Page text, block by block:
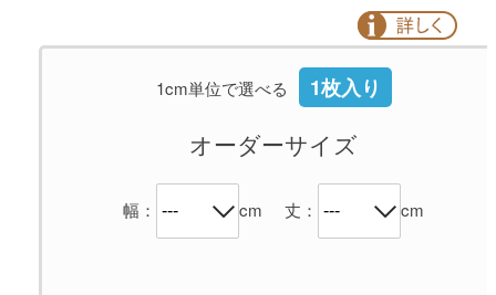
1cm単位で選べる 1枚入り
オーダーサイズ
幅： cm 丈： cm